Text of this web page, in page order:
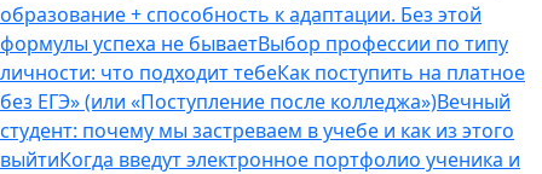
образование + способность к адаптации. Без этой
формулы успеха не бываетВыбор профессии по типу
личности: что подходит тебеКак поступить на платное
без ЕГЭ» (или «Поступление после колледжа»)Вечный
студент: почему мы застреваем в учебе и как из этого
выйтиКогда введут электронное портфолио ученика и